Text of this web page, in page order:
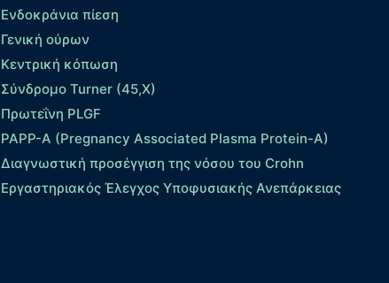
Ενδοκράνια πίεση
Γενική ούρων
Κεντρική κόπωση
Σύνδρομο Turner (45,X)
Πρωτεΐνη PLGF
PAPP-A (Pregnancy Associated Plasma Protein-A)
Διαγνωστική προσέγγιση της νόσου του Crohn
Εργαστηριακός Έλεγχος Υποφυσιακής Ανεπάρκειας